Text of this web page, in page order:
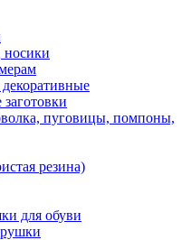
носики
пуговицы, помпоны,
резина)
для обуви